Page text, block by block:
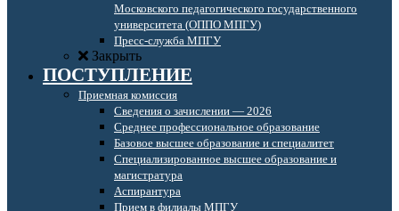
Московского педагогического государственного
университета (ОППО МПГУ)
Пресс-служба МПГУ
Закрыть
ПОСТУПЛЕНИЕ
Приемная комиссия
Сведения о зачислении — 2026
Среднее профессиональное образование
Базовое высшее образование и специалитет
Специализированное высшее образование и
магистратура
Аспирантура
Прием в филиалы МПГУ